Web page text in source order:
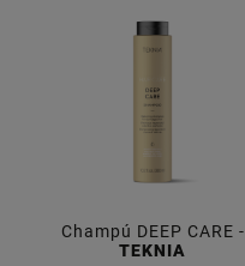
Champú DEEP CARE -
TEKNIA